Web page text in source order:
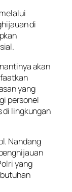
di
akan
yang
personel
di lingkungan
Nandang
yang